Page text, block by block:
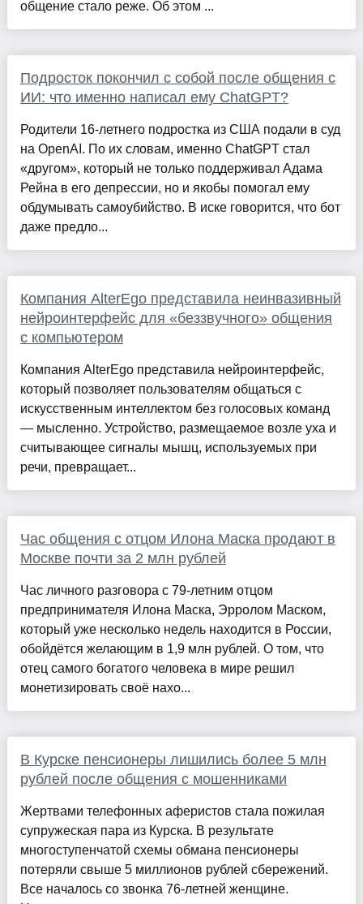
общение стало реже. Об этом ...
Подросток покончил с собой после общения с
ИИ: что именно написал ему ChatGPT?
Родители 16-летнего подростка из США подали в суд
на OpenAI. По их словам, именно ChatGPT стал
«другом», который не только поддерживал Адама
Рейна в его депрессии, но и якобы помогал ему
обдумывать самоубийство. В иске говорится, что бот
даже предло...
Компания AlterEgo представила неинвазивный
нейроинтерфейс для «беззвучного» общения
с компьютером
Компания AlterEgo представила нейроинтерфейс,
который позволяет пользователям общаться с
искусственным интеллектом без голосовых команд
— мысленно. Устройство, размещаемое возле уха и
считывающее сигналы мышц, используемых при
речи, превращает...
Час общения с отцом Илона Маска продают в
Москве почти за 2 млн рублей
Час личного разговора с 79-летним отцом
предпринимателя Илона Маска, Эрролом Маском,
который уже несколько недель находится в России,
обойдётся желающим в 1,9 млн рублей. О том, что
отец самого богатого человека в мире решил
монетизировать своё нахо...
В Курске пенсионеры лишились более 5 млн
рублей после общения с мошенниками
Жертвами телефонных аферистов стала пожилая
супружеская пара из Курска. В результате
многоступенчатой схемы обмана пенсионеры
потеряли свыше 5 миллионов рублей сбережений.
Все началось со звонка 76-летней женщине.